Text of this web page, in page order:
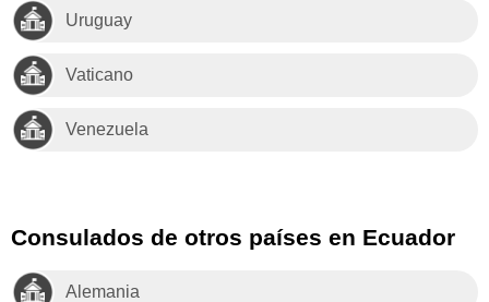
Uruguay
Vaticano
Venezuela
Consulados de otros países en Ecuador
Alemania